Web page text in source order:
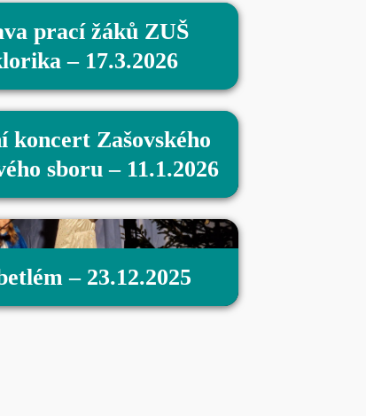
prací žáků ZUŠ
– 17.3.2026
koncert Zašovského
sboru – 11.1.2026
– 23.12.2025